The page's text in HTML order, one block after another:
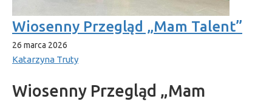
Wiosenny Przegląd „Mam Talent”
26 marca 2026
Katarzyna Truty
Wiosenny Przegląd „Mam